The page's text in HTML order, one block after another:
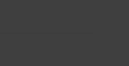
デニッシュ）ソファ。
いたりし、伸び縮みをしま
じる場合がありますので、
などの使用をおすすめし
。